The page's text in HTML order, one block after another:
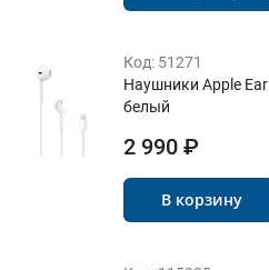
Код: 51271
Наушники Apple
белый
2 990 ₽
В корзину